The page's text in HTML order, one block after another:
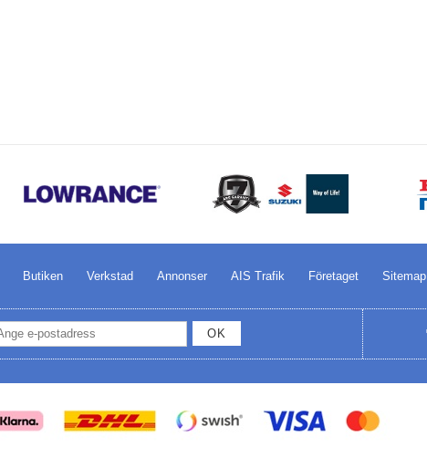
Butiken Verkstad Annonser AIS Trafik Företaget Sitemap
OK